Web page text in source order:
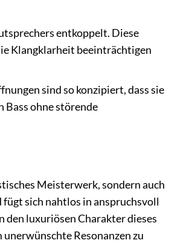
entkoppelt. Diese
Klangklarheit beeinträchtigen
sind so konzipiert, dass sie
ohne störende
Meisterwerk, sondern auch
sich nahtlos in anspruchsvoll
luxuriösen Charakter dieses
Resonanzen zu